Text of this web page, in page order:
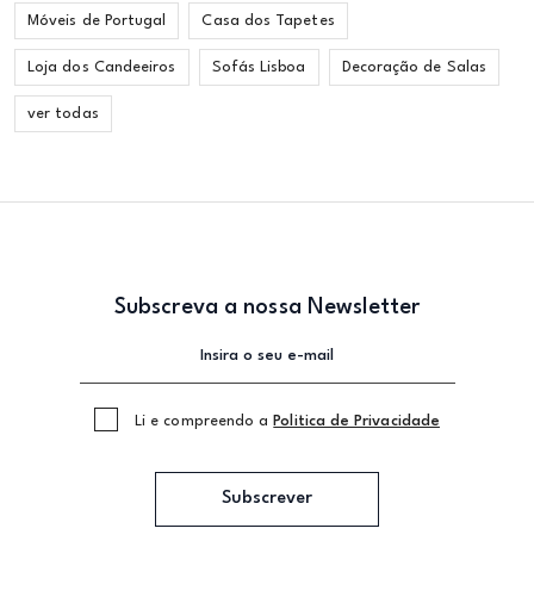
Móveis de Portugal Casa dos Tapetes
Loja dos Candeeiros Sofás Lisboa Decoração de Salas
ver todas
Subscreva a nossa Newsletter
Li e compreendo a Politica de Privacidade
Subscrever